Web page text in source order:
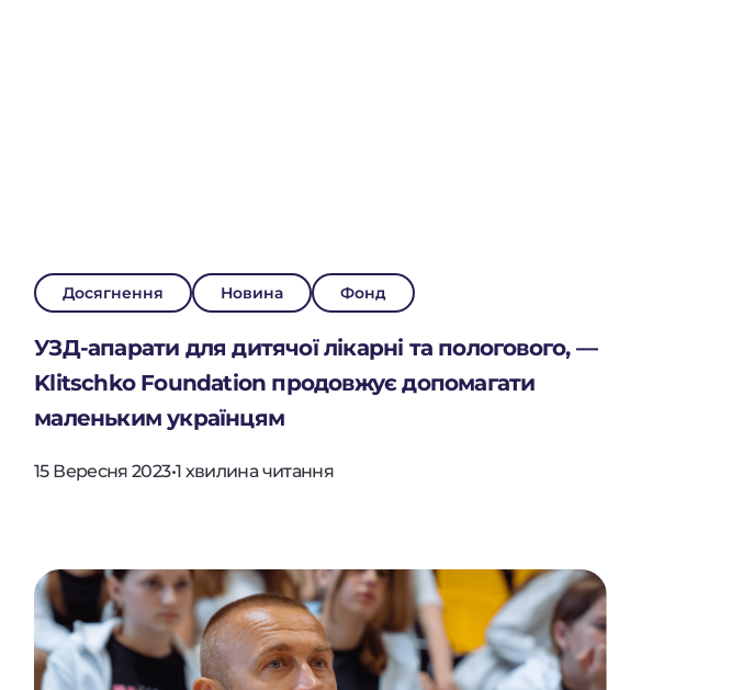
Досягнення Новина Фонд
УЗД-апарати для дитячої лікарні та пологового, —
Klitschko Foundation продовжує допомагати
маленьким українцям
15 Вересня 2023•1 хвилина читання